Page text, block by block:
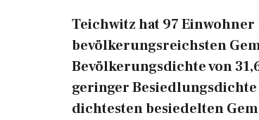
Teichwitz hat 97 Einwohner
bevölkerungsreichsten
Bevölkerungsdichte von
geringer
dichtesten besiedelten